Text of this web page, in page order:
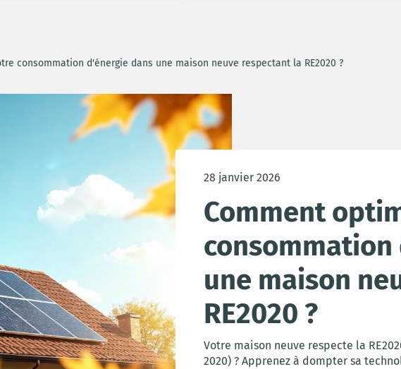
consommation d'énergie dans une maison neuve respectant la RE2020 ?
28 janvier 2026
Comment
une maison
RE2020 ?
Votre maison neuve respecte la
2020) ? Apprenez à dompter sa